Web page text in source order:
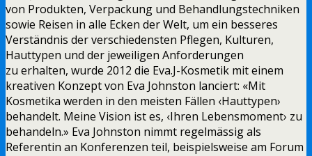
von Produkten, Verpackung und Behandlungstechniken
sowie Reisen in alle Ecken der Welt, um ein besseres
Verständnis der verschiedensten Pflegen, Kulturen,
Hauttypen und der jeweiligen Anforderungen
zu erhalten, wurde 2012 die Eva.J-Kosmetik mit einem
kreativen Konzept von Eva Johnston lanciert: «Mit
Kosmetika werden in den meisten Fällen ‹Hauttypen›
behandelt. Meine Vision ist es, ‹Ihren Lebensmoment› zu
behandeln.» Eva Johnston nimmt regelmässig als
Referentin an Konferenzen teil, beispielsweise am Forum